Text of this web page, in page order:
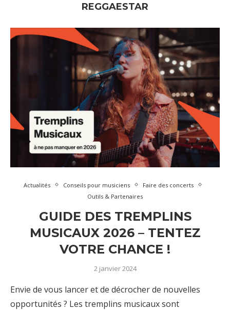
REGGAESTAR
Actualités Conseils pour musiciens
Faire des concerts
Outils & Partenaires
GUIDE DES TREMPLINS
MUSICAUX 2026 – TENTEZ
VOTRE CHANCE !
2 janvier 2024
Envie de vous lancer et de décrocher de nouvelles
opportunités ? Les tremplins musicaux sont